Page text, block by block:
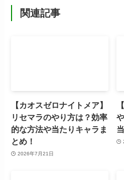
関連記事
【カオスゼロナイトメア】
リセマラのやり方は？効率
的な方法や当たりキャラま
とめ！
2026年7月21日